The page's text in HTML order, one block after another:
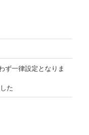
ず一律設定となりま
た